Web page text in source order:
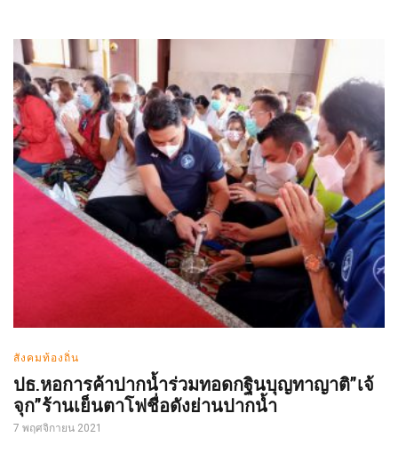
สังคมท้องถิ่น
ปธ.หอการค้าปากน้ำร่วมทอดกฐินบุญทาญาติ”เจ้
จุก”ร้านเย็นตาโฟชื่อดังย่านปากน้ำ
7 พฤศจิกายน 2021